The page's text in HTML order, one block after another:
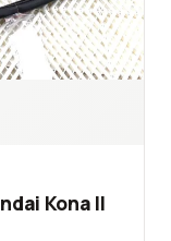
Kona II